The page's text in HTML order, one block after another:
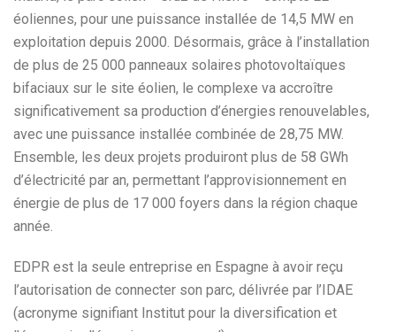
éoliennes, pour une puissance installée de 14,5 MW en
exploitation depuis 2000. Désormais, grâce à l’installation
de plus de 25 000 panneaux solaires photovoltaïques
bifaciaux sur le site éolien, le complexe va accroître
significativement sa production d’énergies renouvelables,
avec une puissance installée combinée de 28,75 MW.
Ensemble, les deux projets produiront plus de 58 GWh
d’électricité par an, permettant l’approvisionnement en
énergie de plus de 17 000 foyers dans la région chaque
année.
EDPR est la seule entreprise en Espagne à avoir reçu
l’autorisation de connecter son parc, délivrée par l’IDAE
(acronyme signifiant Institut pour la diversification et